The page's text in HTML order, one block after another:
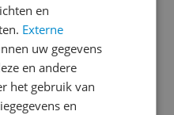
je graag je mening
het schrijven van je
duurt het schrijven
en
Externe
uw gegevens
en andere
het gebruik van
en